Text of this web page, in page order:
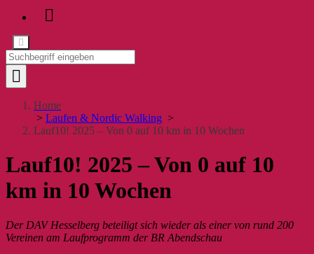
Home
> Laufen & Nordic Walking >
Lauf10! 2025 – Von 0 auf 10 km in 10 Wochen
Lauf10! 2025 – Von 0 auf 10
km in 10 Wochen
Der DAV Hesselberg beteiligt sich wieder als einer von rund 200
Vereinen am Laufprogramm der BR Abendschau